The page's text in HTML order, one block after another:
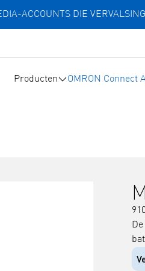
ACCOUNTS DIE
Producten OMRON Connect